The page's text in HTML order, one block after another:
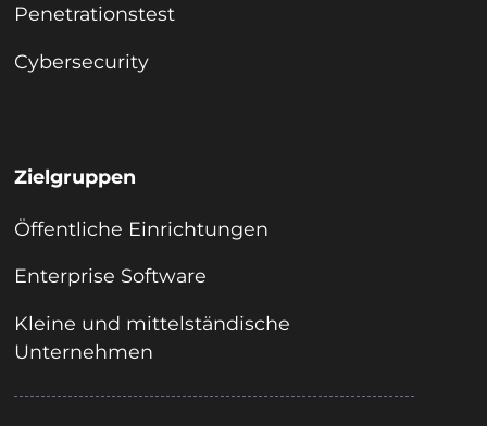
Penetrationstest
Cybersecurity
Zielgruppen
Öffentliche Einrichtungen
Enterprise Software
Kleine und mittelständische
Unternehmen